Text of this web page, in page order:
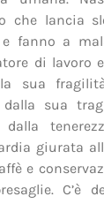
che lancia
fanno a
di lavoro
sua
sua
giurata
e
C’è